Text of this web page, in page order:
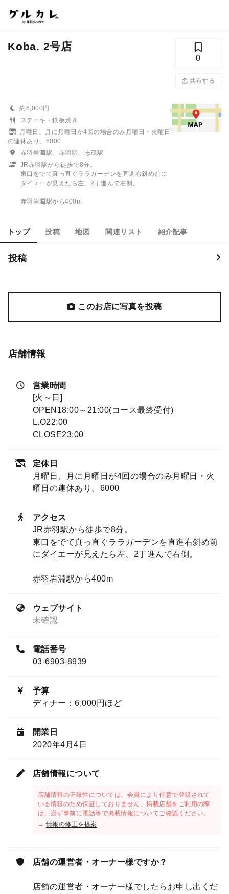
Koba. 2号店
0
共有する
約6,000円
ステーキ・鉄板焼き
月曜日、月に月曜日が4回の場合のみ月曜日・火曜日
の連休あり。6000
赤羽岩淵駅、赤羽駅、志茂駅
JR赤羽駅から徒歩で8分。
東口をでて真っ直ぐララガーデンを直進右斜め前に
ダイエーが見えたら左、2丁進んで右側。
赤羽岩淵駅から400m
トップ 投稿 地図 関連リスト 紹介記事
投稿
このお店に写真を投稿
店舗情報
営業時間
[火～日]
OPEN18:00～21:00(コース最終受付)
L.O22:00
CLOSE23:00
定休日
月曜日、月に月曜日が4回の場合のみ月曜日・火
曜日の連休あり。6000
アクセス
JR赤羽駅から徒歩で8分。
東口をでて真っ直ぐララガーデンを直進右斜め前
にダイエーが見えたら左、2丁進んで右側。
赤羽岩淵駅から400m
ウェブサイト
未確認
電話番号
03-6903-8939
予算
ディナー：6,000円ほど
開業日
2020年4月4日
店舗情報について
店舗情報の正確性については、会員により任意で登録されて
いる情報のため保証しておりません。掲載店舗をご利用の際
は、必ず事前に電話等で掲載情報についてご確認ください。
→情報の修正を提案
店舗の運営者・オーナー様ですか？
店舗の運営者・オーナー様でしたらお申し出くだ